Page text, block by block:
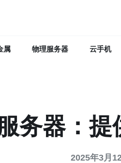
属 物理服务器 云手机
务器：
2025年3月